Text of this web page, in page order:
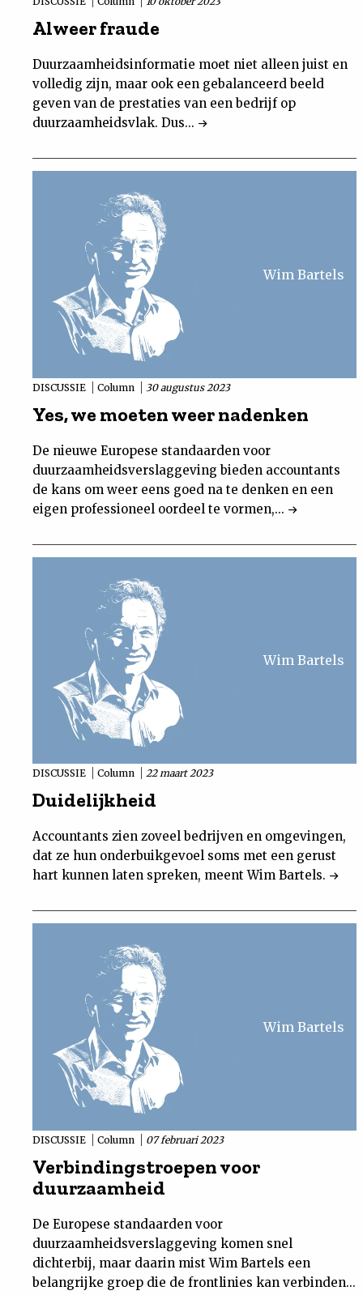
Alweer fraude
Duurzaamheidsinformatie moet niet alleen juist en
volledig zijn, maar ook een gebalanceerd beeld
geven van de prestaties van een bedrijf op
duurzaamheidsvlak. Dus...
Wim Bartels
DISCUSSIE Column 30 augustus 2023
Yes, we moeten weer nadenken
De nieuwe Europese standaarden voor
duurzaamheidsverslaggeving bieden accountants
de kans om weer eens goed na te denken en een
eigen professioneel oordeel te vormen,...
Wim Bartels
DISCUSSIE Column 22 maart 2023
Duidelijkheid
Accountants zien zoveel bedrijven en omgevingen,
dat ze hun onderbuikgevoel soms met een gerust
hart kunnen laten spreken, meent Wim Bartels.
Wim Bartels
DISCUSSIE Column 07 februari 2023
Verbindingstroepen voor
duurzaamheid
De Europese standaarden voor
duurzaamheidsverslaggeving komen snel
dichterbij, maar daarin mist Wim Bartels een
belangrijke groep die de frontlinies kan verbinden...